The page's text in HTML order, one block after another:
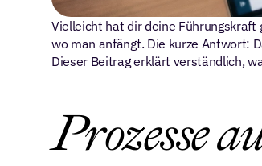
Vielleicht hat dir deine
wo man anfängt. Die kurze Antwort:
Dieser Beitrag erklärt verständlich,
Prozesse